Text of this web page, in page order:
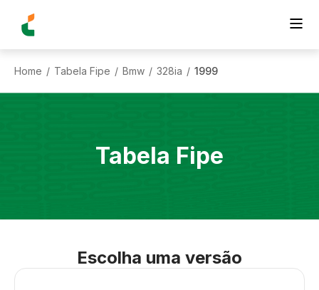
Home / Tabela Fipe / Bmw / 328ia / 1999
Tabela Fipe
Escolha uma versão